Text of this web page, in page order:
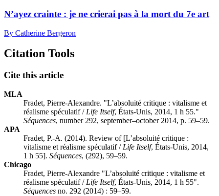
N’ayez crainte : je ne crierai pas à la mort du 7e art
By Catherine Bergeron
Citation Tools
Cite this article
MLA
Fradet, Pierre-Alexandre. "L’absoluité critique : vitalisme et
réalisme spéculatif / Life Itself, États-Unis, 2014, 1 h 55."
Séquences, number 292, september–october 2014, p. 59–59.
APA
Fradet, P.-A. (2014). Review of [L’absoluité critique :
vitalisme et réalisme spéculatif / Life Itself, États-Unis, 2014,
1 h 55]. Séquences, (292), 59–59.
Chicago
Fradet, Pierre-Alexandre "L’absoluité critique : vitalisme et
réalisme spéculatif / Life Itself, États-Unis, 2014, 1 h 55".
Séquences no. 292 (2014) : 59–59.